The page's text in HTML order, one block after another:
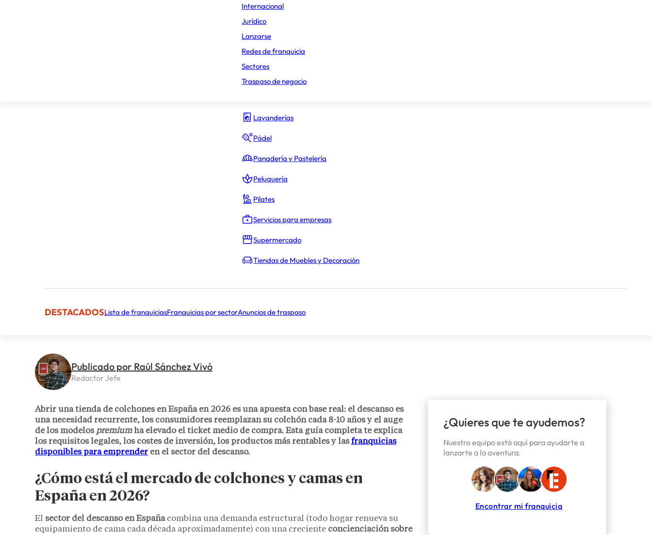
Hamburguesas
Heladerías
Hostelería y Restauración
Lavanderías
Pádel
Panadería y Pastelería
Peluquería
Pilates
Servicios para empresas
Supermercado
Tiendas de Muebles y Decoración
DESTACADOSLista de franquiciasFranquicias por sectorAnuncios de traspaso
Internacional
Jurídico
Lanzarse
Redes de franquicia
Sectores
Traspaso de negocio
Publicado por Raúl Sánchez Vivó
Redactor Jefe
Abrir una tienda de colchones en España en 2026 es una apuesta con base real: el descanso es
una necesidad recurrente, los consumidores reemplazan su colchón cada 8-10 años y el auge
de los modelos premiumha elevado el ticket medio de compra. Esta guía completa te explica
los requisitos legales, los costes de inversión, los productos más rentables y lasfranquicias
disponibles para emprender en el sector del descanso.
¿Cómo está el mercado de colchones y camas en
España en 2026?
El sector del descanso en Españacombina una demanda estructural (todo hogar renueva su
equipamiento de cama cada década aproximadamente) con una creciente concienciación sobre
¿Quieres que te ayudemos?
Nuestro equipo está aquí para ayudarte a
lanzarte a la aventura.
Encontrar mi franquicia